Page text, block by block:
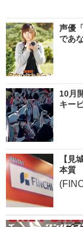
声優
であ
10月
キー
【見
本質